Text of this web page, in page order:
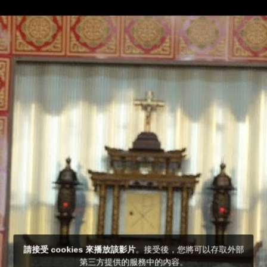
請接受 cookies 來播放該影片。接受後，您將可以存取外部
第三方提供的服務中的內容。